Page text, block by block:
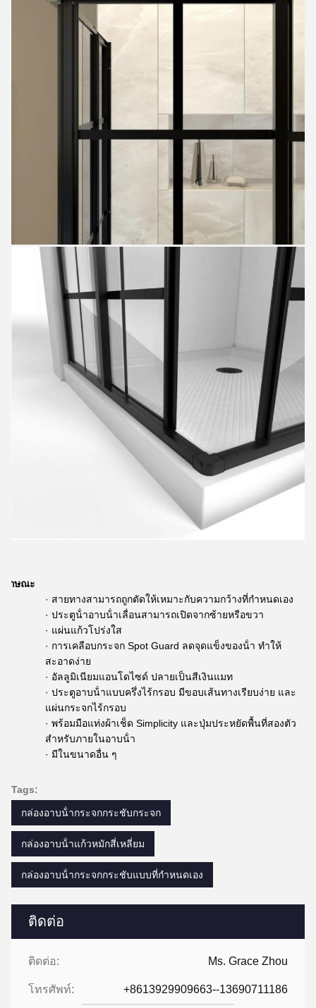
ติดต่อ
ติดต่อ: Ms. Grace Zhou
โทรศัพท์: +8613929909663--13690711186
ลักษณะ
· สายทางสามารถถูกตัดให้เหมาะกับความกว้างที่กําหนดเอง
· ประตูน้ําอาบน้ําเลื่อนสามารถเปิดจากซ้ายหรือขวา
· แผ่นแก้วโปร่งใส
· การเคลือบกระจก Spot Guard ลดจุดแข็งของน้ํา ทําให้
สะอาดง่าย
· อัลลูมิเนียมแอนโดไซด์ ปลายเป็นสีเงินแมท
· ประตูอาบน้ําแบบครึ่งไร้กรอบ มีขอบเส้นทางเรียบง่าย และ
แผ่นกระจกไร้กรอบ
· พร้อมมือแท่งผ้าเช็ด Simplicity และปุ่มประหยัดพื้นที่สองตัว
สําหรับภายในอาบน้ํา
· มีในขนาดอื่น ๆ
Tags:
กล่องอาบน้ํากระจกกระชับกระจก
กล่องอาบน้ําแก้วหมักสี่เหลี่ยม
กล่องอาบน้ํากระจกกระชับแบบที่กําหนดเอง